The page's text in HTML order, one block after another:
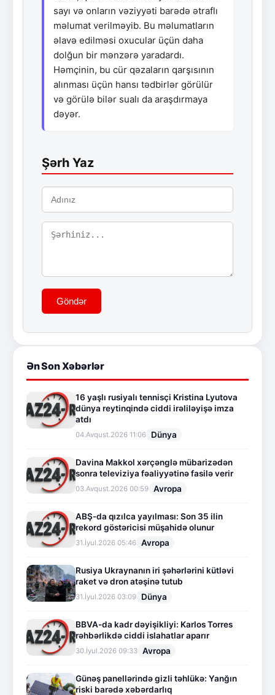
sayı və onların vəziyyəti barədə ətraflı
məlumat verilməyib. Bu məlumatların
əlavə edilməsi oxucular üçün daha
dolğun bir mənzərə yaradardı.
Həmçinin, bu cür qəzaların qarşısının
alınması üçün hansı tədbirlər görülür
və görülə bilər sualı da araşdırmaya
dəyər.
Şərh Yaz
Göndər
Ən Son Xəbərlər
16 yaşlı rusiyalı tennisçi Kristina Lyutova
dünya reytinqində ciddi irəliləyişə imza
atdı
04.Avqust.2026 11:06 Dünya
Davina Makkol xərçənglə mübarizədən
sonra televiziya fəaliyyətinə fasilə verir
03.Avqust.2026 00:59 Avropa
ABŞ-da qızılca yayılması: Son 35 ilin
rekord göstəricisi müşahidə olunur
31.İyul.2026 05:46 Avropa
Rusiya Ukraynanın iri şəhərlərini kütləvi
raket və dron atəşinə tutub
31.İyul.2026 03:09 Dünya
BBVA-da kadr dəyişikliyi: Karlos Torres
rəhbərlikdə ciddi islahatlar aparır
30.İyul.2026 09:33 Avropa
Günəş panellərində gizli təhlükə: Yanğın
riski barədə xəbərdarlıq